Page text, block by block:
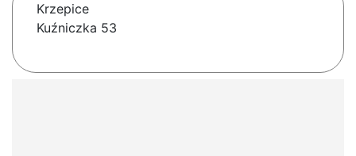
Krzepice
Kuźniczka 53